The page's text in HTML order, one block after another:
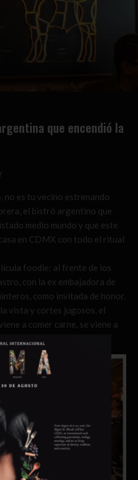
que encendió la
no es tu vecino estrenando
el bistró argentino que
medio mundo y que este
en CDMX con todo el ritual
foodie: al frente de los
con la ex embajadora de
como invitada de honor.
vista y cortes jugosos, el
a comer carne, se viene a